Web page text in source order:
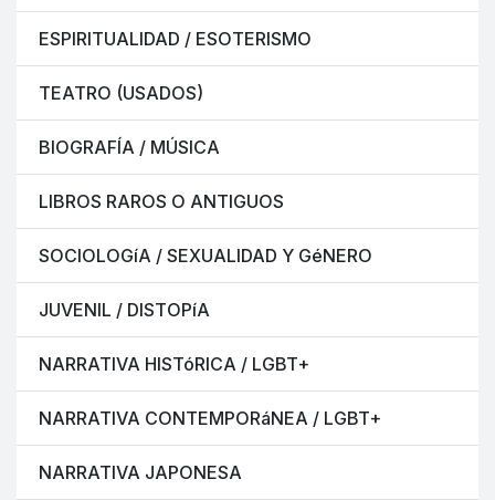
ESPIRITUALIDAD / ESOTERISMO
TEATRO (USADOS)
BIOGRAFÍA / MÚSICA
LIBROS RAROS O ANTIGUOS
SOCIOLOGíA / SEXUALIDAD Y GéNERO
JUVENIL / DISTOPíA
NARRATIVA HISTóRICA / LGBT+
NARRATIVA CONTEMPORáNEA / LGBT+
NARRATIVA JAPONESA